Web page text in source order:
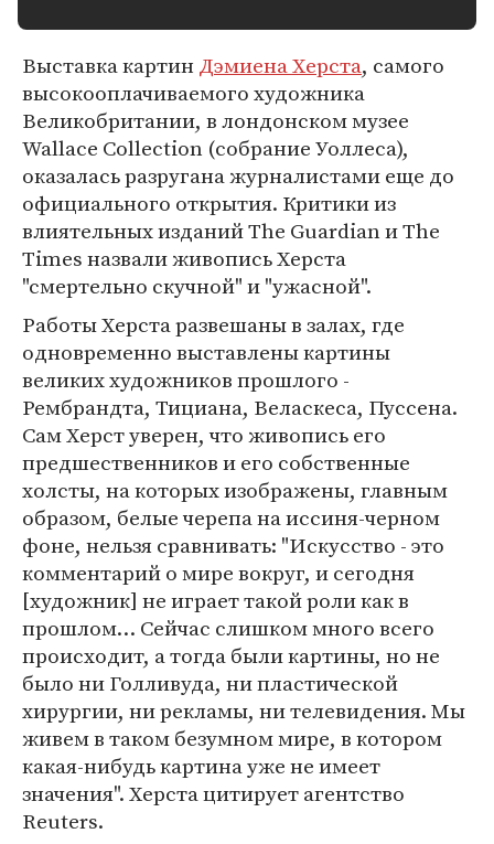
Выставка картинДэмиена Херста, самого
высокооплачиваемого художника
Великобритании, в лондонском музее
Wallace Collection (собрание Уоллеса),
оказалась разругана журналистами еще до
официального открытия. Критики из
влиятельных изданий The Guardian и The
Times назвали живопись Херста
"смертельно скучной" и "ужасной".
Работы Херста развешаны в залах, где
одновременно выставлены картины
великих художников прошлого -
Рембрандта, Тициана, Веласкеса, Пуссена.
Сам Херст уверен, что живопись его
предшественников и его собственные
холсты, на которых изображены, главным
образом, белые черепа на иссиня-черном
фоне, нельзя сравнивать: "Искусство - это
комментарий о мире вокруг, и сегодня
[художник] не играет такой роли как в
прошлом… Сейчас слишком много всего
происходит, а тогда были картины, но не
было ни Голливуда, ни пластической
хирургии, ни рекламы, ни телевидения. Мы
живем в таком безумном мире, в котором
какая-нибудь картина уже не имеет
значения". Херста цитирует агентство
Reuters.